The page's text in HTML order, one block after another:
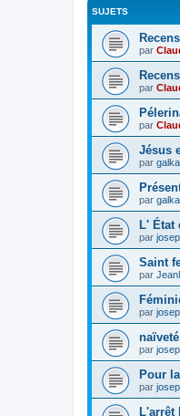
SUJETS
par
par
par
Jésus
par
par
L' État
par
Saint
par
par
par
Pour
par
L'arrêt